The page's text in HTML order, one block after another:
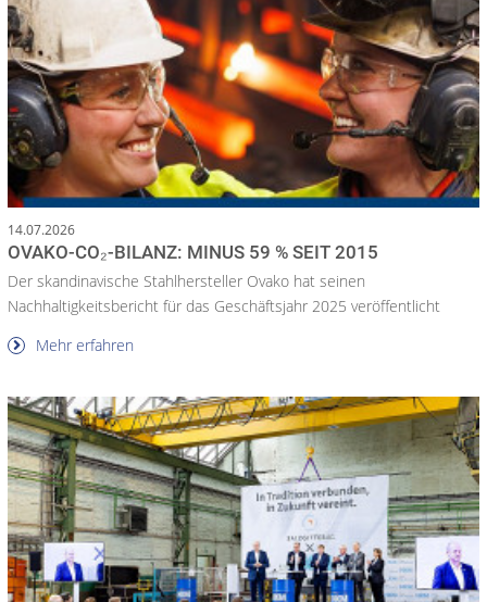
14.07.2026
OVAKO-CO₂-BILANZ: MINUS 59 % SEIT 2015
Der skandinavische Stahlhersteller Ovako hat seinen
Nachhaltigkeitsbericht für das Geschäftsjahr 2025 veröffentlicht
Mehr erfahren